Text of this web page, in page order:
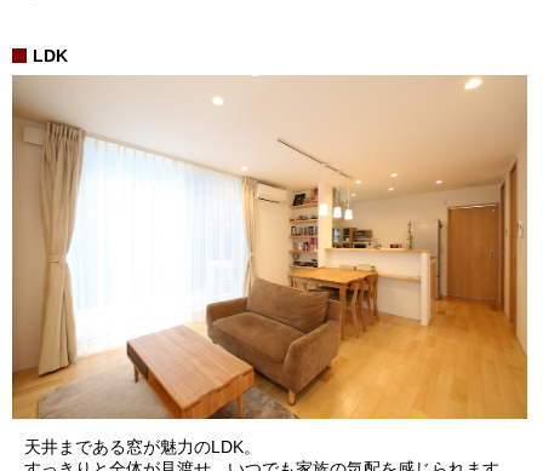
LDK
天井まである窓が魅力のLDK。